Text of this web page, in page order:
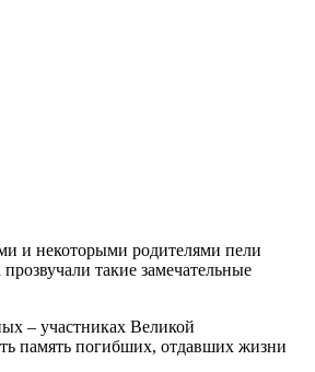
и некоторыми родителями пели
такие замечательные
– участниках Великой
память погибших, отдавших жизни